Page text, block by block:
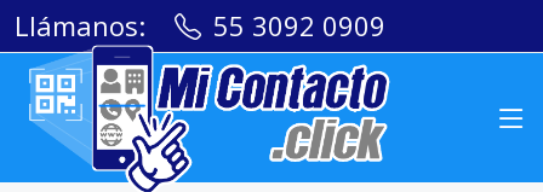
Llámanos: 55 3092 0909